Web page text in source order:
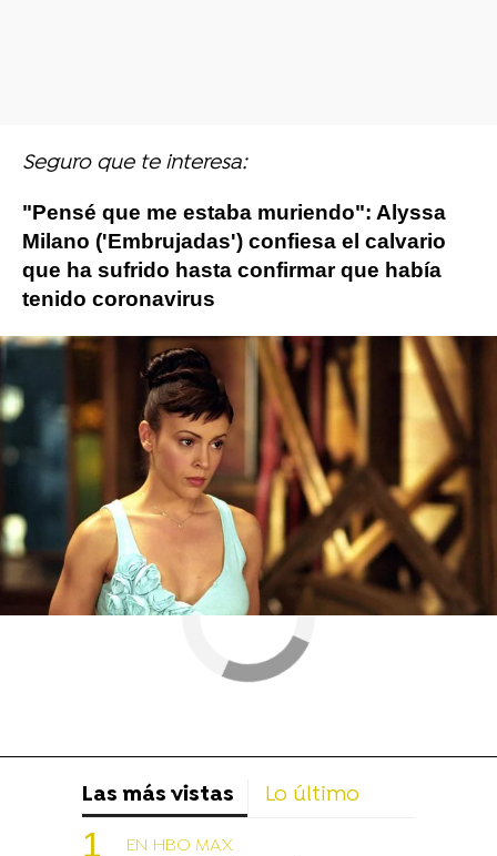
Seguro que te interesa:
"Pensé que me estaba muriendo": Alyssa
Milano ('Embrujadas') confiesa el calvario
que ha sufrido hasta confirmar que había
tenido coronavirus
embrujadas Alyssa Milano rose mcgowan
Las más vistas Lo último
EN HBO MAX